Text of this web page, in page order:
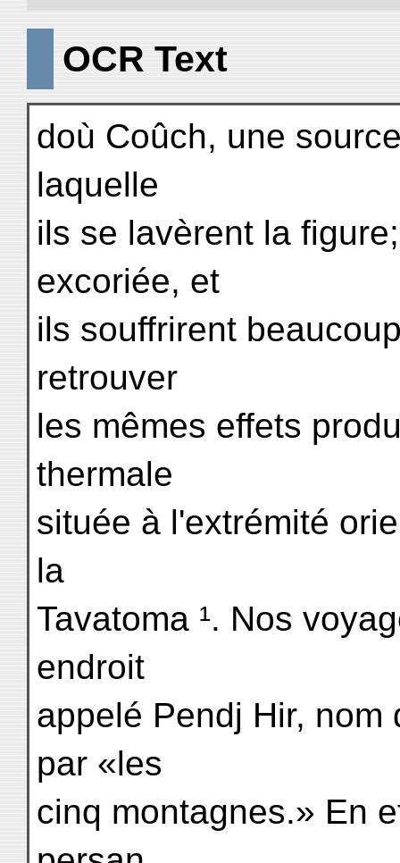
OCR Text
doù Coûch, une
laquelle
ils se lavèrent la
excoriée, et
ils souffrirent
retrouver
les mêmes effets
thermale
située à l'extrémité
la
Tavatoma ¹. Nos
endroit
appelé Pendj Hir,
par «les
cinq montagnes.» En